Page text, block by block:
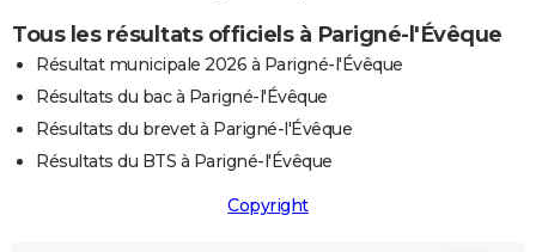
Tous les résultats officiels à Parigné-l'Évêque
Résultat municipale 2026 à Parigné-l'Évêque
Résultats du bac à Parigné-l'Évêque
Résultats du brevet à Parigné-l'Évêque
Résultats du BTS à Parigné-l'Évêque
Copyright